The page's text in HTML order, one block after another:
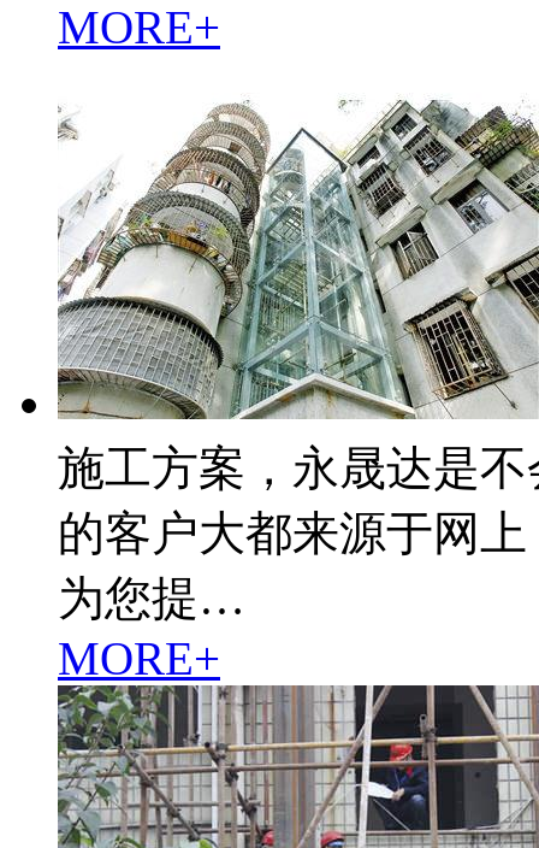
MORE+
施工方案，永晟达是
的客户大都来源于网
为您提…
MORE+